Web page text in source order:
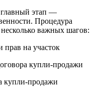
главный этап —
Процедура
важных шагов:
прав на участок
купли-продажи
купли-продажи